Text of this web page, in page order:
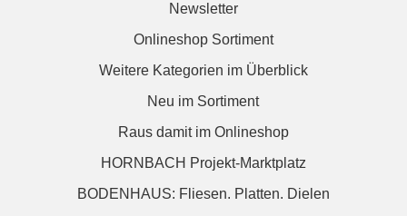
Newsletter
Onlineshop Sortiment
Weitere Kategorien im Überblick
Neu im Sortiment
Raus damit im Onlineshop
HORNBACH Projekt-Marktplatz
BODENHAUS: Fliesen. Platten. Dielen